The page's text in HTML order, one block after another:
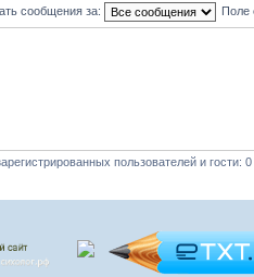
сообщения за: Поле
пользователей и гости: 0